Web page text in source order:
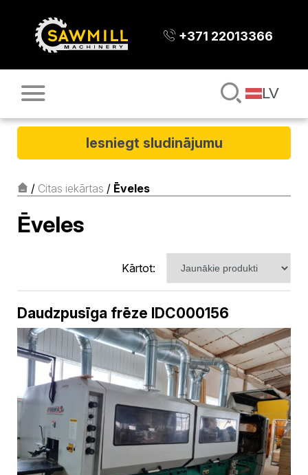
+371 22013366
LV
Iesniegt sludinājumu
/ Citas iekārtas / Ēveles
Ēveles
Kārtot:
Daudzpusīga frēze IDC000156